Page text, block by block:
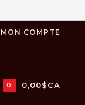
MON COMPTE
0 0,00$CA